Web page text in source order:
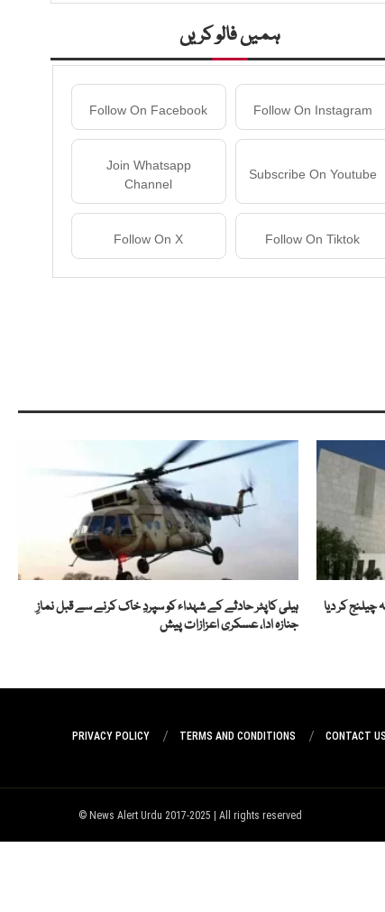
ہمیں فالو کریں
Follow On Instagram
Follow On Facebook
Subscribe On Youtube
Join Whatsapp
Channel
Follow On Tiktok
Follow On X
کر دیا
ہیلی کاپٹر حادثے کے شہداء کو سپردِ خاک کرنے سے قبل نمازِ
جنازہ ادا، عسکری اعزازات پیش
CONTACT US
TERMS AND CONDITIONS
PRIVACY POLICY
News Alert Urdu 2017-2025 | All rights reserved ©